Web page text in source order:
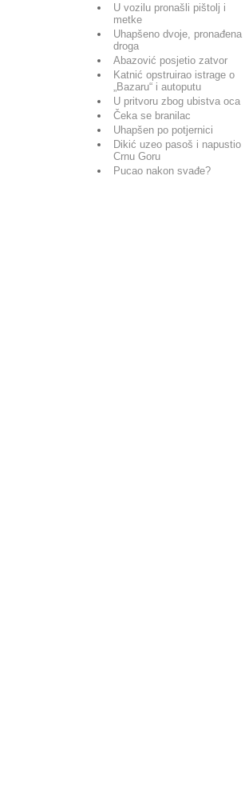
U vozilu pronašli pištolj i
metke
Uhapšeno dvoje, pronađena
droga
Abazović posjetio zatvor
Katnić opstruirao istrage o
„Bazaru“ i autoputu
U pritvoru zbog ubistva oca
Čeka se branilac
Uhapšen po potjernici
Dikić uzeo pasoš i napustio
Crnu Goru
Pucao nakon svađe?